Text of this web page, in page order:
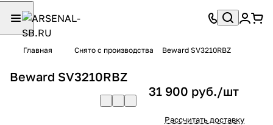
Главная Снято с производства Beward SV3210RBZ
Beward SV3210RBZ
31 900 руб./шт
Рассчитать доставку